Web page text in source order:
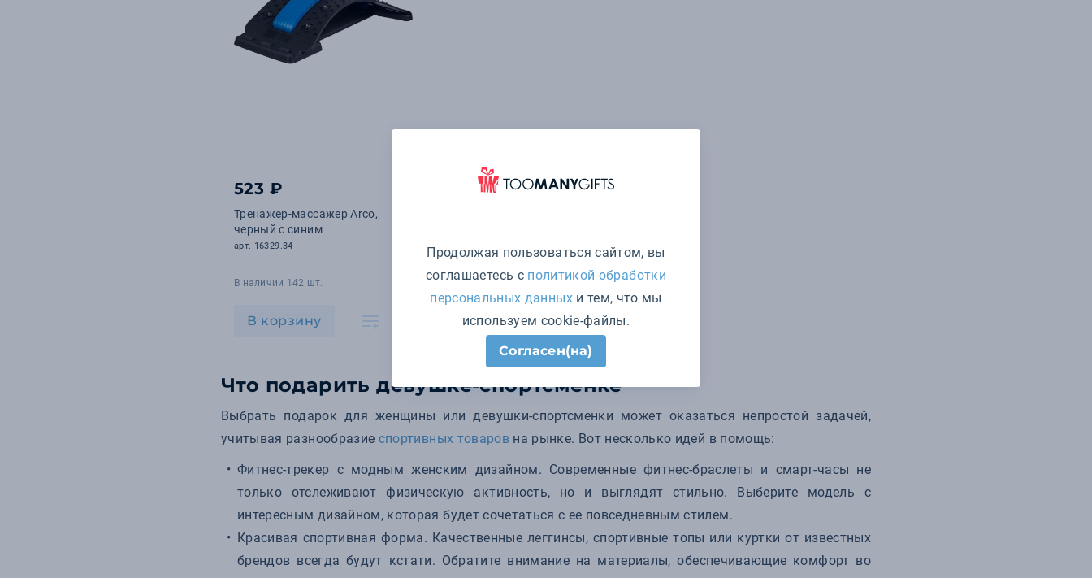
523 ₽
Тренажер-массажер Arco,
черный с синим
арт. 16329.34
В наличии 142 шт.
В корзину
Что подарить девушке-спортсменке
Выбрать подарок для женщины или девушки-спортсменки может оказаться непростой задачей,
учитывая разнообразие спортивных товаров на рынке. Вот несколько идей в помощь:
Фитнес-трекер с модным женским дизайном. Современные фитнес-браслеты и смарт-часы не
только отслеживают физическую активность, но и выглядят стильно. Выберите модель с
интересным дизайном, которая будет сочетаться с ее повседневным стилем.
Красивая спортивная форма. Качественные леггинсы, спортивные топы или куртки от известных
брендов всегда будут кстати. Обратите внимание на материалы, обеспечивающие комфорт во
Продолжая пользоваться сайтом, вы
соглашаетесь с политикой обработки
персональных данныхи тем, что мы
используем cookie-файлы.
Согласен(на)